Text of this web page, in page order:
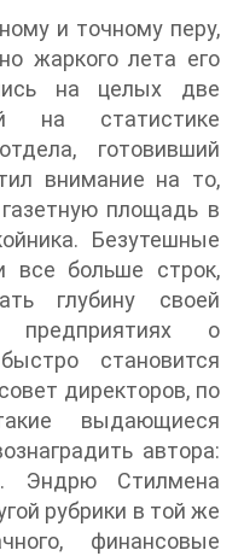
и точному перу,
жаркого лета его
на целых две
на статистике
готовивший
внимание на то,
площадь в
Безутешные
все больше строк,
глубину своей
о
становится
директоров, по
выдающиеся
автора:
Эндрю Стилмена
рубрики в той же
финансовые